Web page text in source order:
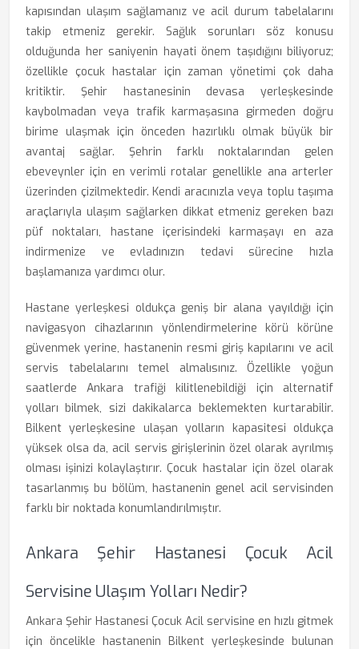
kapısından ulaşım sağlamanız ve acil durum tabelalarını
takip etmeniz gerekir. Sağlık sorunları söz konusu
olduğunda her saniyenin hayati önem taşıdığını biliyoruz;
özellikle çocuk hastalar için zaman yönetimi çok daha
kritiktir. Şehir hastanesinin devasa yerleşkesinde
kaybolmadan veya trafik karmaşasına girmeden doğru
birime ulaşmak için önceden hazırlıklı olmak büyük bir
avantaj sağlar. Şehrin farklı noktalarından gelen
ebeveynler için en verimli rotalar genellikle ana arterler
üzerinden çizilmektedir. Kendi aracınızla veya toplu taşıma
araçlarıyla ulaşım sağlarken dikkat etmeniz gereken bazı
püf noktaları, hastane içerisindeki karmaşayı en aza
indirmenize ve evladınızın tedavi sürecine hızla
başlamanıza yardımcı olur.
Hastane yerleşkesi oldukça geniş bir alana yayıldığı için
navigasyon cihazlarının yönlendirmelerine körü körüne
güvenmek yerine, hastanenin resmi giriş kapılarını ve acil
servis tabelalarını temel almalısınız. Özellikle yoğun
saatlerde Ankara trafiği kilitlenebildiği için alternatif
yolları bilmek, sizi dakikalarca beklemekten kurtarabilir.
Bilkent yerleşkesine ulaşan yolların kapasitesi oldukça
yüksek olsa da, acil servis girişlerinin özel olarak ayrılmış
olması işinizi kolaylaştırır. Çocuk hastalar için özel olarak
tasarlanmış bu bölüm, hastanenin genel acil servisinden
farklı bir noktada konumlandırılmıştır.
Ankara Şehir Hastanesi Çocuk Acil
Servisine Ulaşım Yolları Nedir?
Ankara Şehir Hastanesi Çocuk Acil servisine en hızlı gitmek
için öncelikle hastanenin Bilkent yerleşkesinde bulunan